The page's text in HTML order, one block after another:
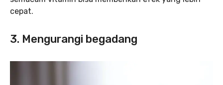
cepat.
3. Mengurangi begadang